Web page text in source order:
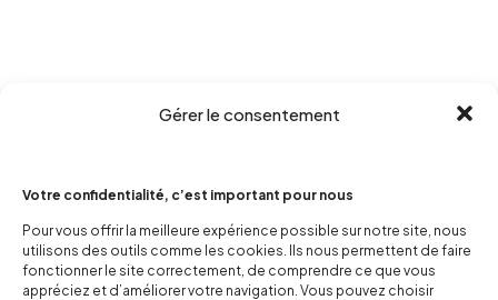
Gérer le consentement
Votre confidentialité, c’est important pour nous
Pour vous offrir la meilleure expérience possible sur notre site, nous
utilisons des outils comme les cookies. Ils nous permettent de faire
fonctionner le site correctement, de comprendre ce que vous
appréciez et d’améliorer votre navigation. Vous pouvez choisir
contact@popnbaby.com
+33 01 64 62 14 89